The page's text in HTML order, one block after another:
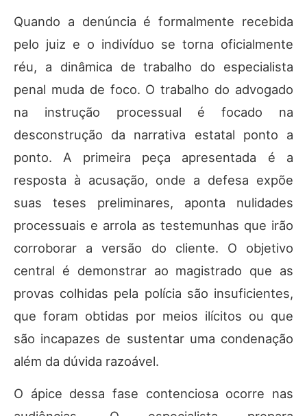
Quando a denúncia é formalmente recebida
pelo juiz e o indivíduo se torna oficialmente
réu, a dinâmica de trabalho do especialista
penal muda de foco. O trabalho do advogado
na instrução processual é focado na
desconstrução da narrativa estatal ponto a
ponto. A primeira peça apresentada é a
resposta à acusação, onde a defesa expõe
suas teses preliminares, aponta nulidades
processuais e arrola as testemunhas que irão
corroborar a versão do cliente. O objetivo
central é demonstrar ao magistrado que as
provas colhidas pela polícia são insuficientes,
que foram obtidas por meios ilícitos ou que
são incapazes de sustentar uma condenação
além da dúvida razoável.
O ápice dessa fase contenciosa ocorre nas